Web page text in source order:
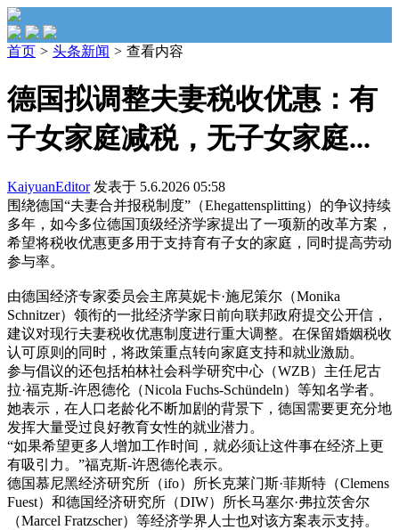
首页 > 头条新闻 > 查看内容
德国拟调整夫妻税收优惠：有
子女家庭减税，无子女家庭...
KaiyuanEditor发表于 5.6.2026 05:58
围绕德国“夫妻合并报税制度”（Ehegattensplitting）的争议持续
多年，如今多位德国顶级经济学家提出了一项新的改革方案，
希望将税收优惠更多用于支持育有子女的家庭，同时提高劳动
参与率。
由德国经济专家委员会主席莫妮卡·施尼策尔（Monika
Schnitzer）领衔的一批经济学家日前向联邦政府提交公开信，
建议对现行夫妻税收优惠制度进行重大调整。在保留婚姻税收
认可原则的同时，将政策重点转向家庭支持和就业激励。
参与倡议的还包括柏林社会科学研究中心（WZB）主任尼古
拉·福克斯-许恩德伦（Nicola Fuchs-Schündeln）等知名学者。
她表示，在人口老龄化不断加剧的背景下，德国需要更充分地
发挥大量受过良好教育女性的就业潜力。
“如果希望更多人增加工作时间，就必须让这件事在经济上更
有吸引力。”福克斯-许恩德伦表示。
德国慕尼黑经济研究所（ifo）所长克莱门斯·菲斯特（Clemens
Fuest）和德国经济研究所（DIW）所长马塞尔·弗拉茨舍尔
（Marcel Fratzscher）等经济学界人士也对该方案表示支持。